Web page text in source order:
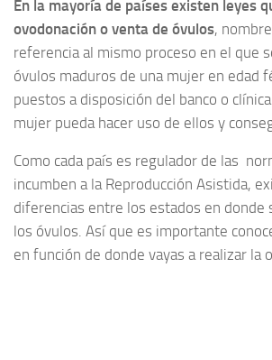
En la mayoría de países existen leyes
ovodonación o venta de óvulos,
referencia al mismo proceso en el que
óvulos maduros de una mujer en edad
puestos a disposición del banco o
mujer pueda hacer uso de ellos y
Como cada país es regulador de las
incumben a la Reproducción Asistida,
diferencias entre los estados en donde
los óvulos. Así que es importante
en función de donde vayas a realizar la